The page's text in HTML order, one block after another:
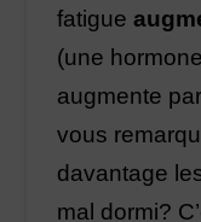
fatigue
(une
augmente
vous
davantage
mal dormi?